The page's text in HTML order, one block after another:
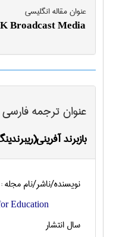
عنوان مقاله انگليسی
Broadcast Media
عنوان ترجمه فارسی
بازبرند
نویسنده/ناشر/نام مجله :
Education
سال انتشار